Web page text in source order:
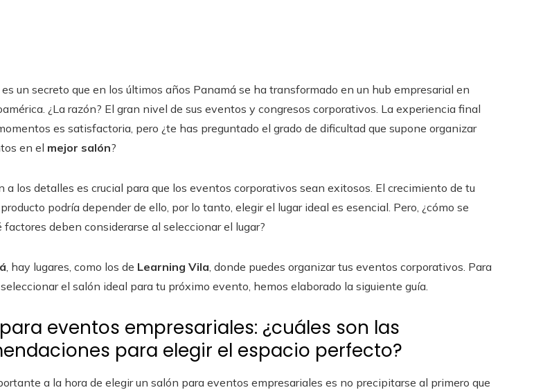
un secreto que en los últimos años Panamá se ha transformado en un hub empresarial en
¿La razón? El gran nivel de sus eventos y congresos corporativos. La experiencia final
es satisfactoria, pero ¿te has preguntado el grado de dificultad que supone organizar
en el mejor salón?
a los detalles es crucial para que los eventos corporativos sean exitosos. El crecimiento de tu
podría depender de ello, por lo tanto, elegir el lugar ideal es esencial. Pero, ¿cómo se
factores deben considerarse al seleccionar el lugar?
, hay lugares, como los de Learning Vila, donde puedes organizar tus eventos corporativos. Para
el salón ideal para tu próximo evento, hemos elaborado la siguiente guía.
eventos empresariales: ¿cuáles son las
para elegir el espacio perfecto?
a la hora de elegir un salón para eventos empresariales es no precipitarse al primero que